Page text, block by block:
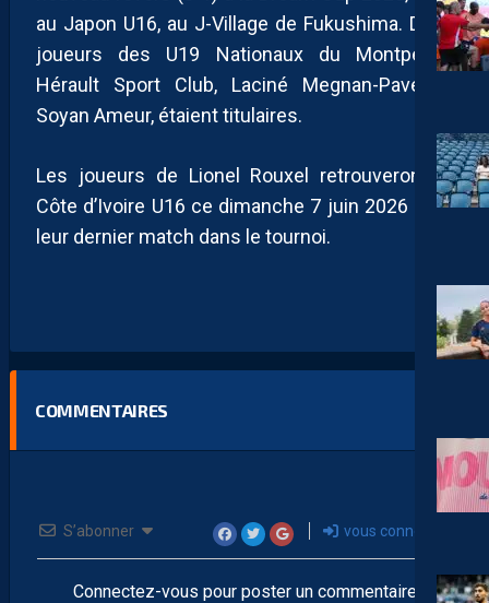
au Japon U16, au J-Village de Fukushima. Deux
joueurs des U19 Nationaux du Montpellier
Hérault Sport Club, Laciné Megnan-Pavé et
Soyan Ameur, étaient titulaires.
Les joueurs de Lionel Rouxel retrouveront la
Côte d’Ivoire U16 ce dimanche 7 juin 2026 pour
leur dernier match dans le tournoi.
COMMENTAIRES
S’abonner vous connecter
Connectez-vous pour poster un commentaire